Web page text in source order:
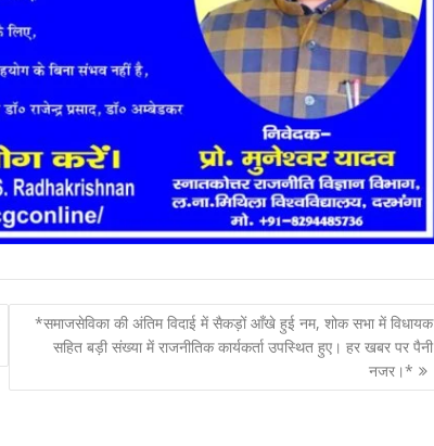
*समाजसेविका की अंतिम विदाई में सैकड़ों आँखे हुई नम, शोक सभा में विधायक
सहित बड़ी संख्या में राजनीतिक कार्यकर्ता उपस्थित हुए। हर खबर पर पैनी
नजर।*